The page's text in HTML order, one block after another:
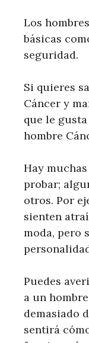
Los
básicas
seguridad.
Si quieres
Cáncer y
que le
hombre
Hay
probar;
otros. Por
sienten
moda, pero
Puedes
a un
demasiado
sentirá